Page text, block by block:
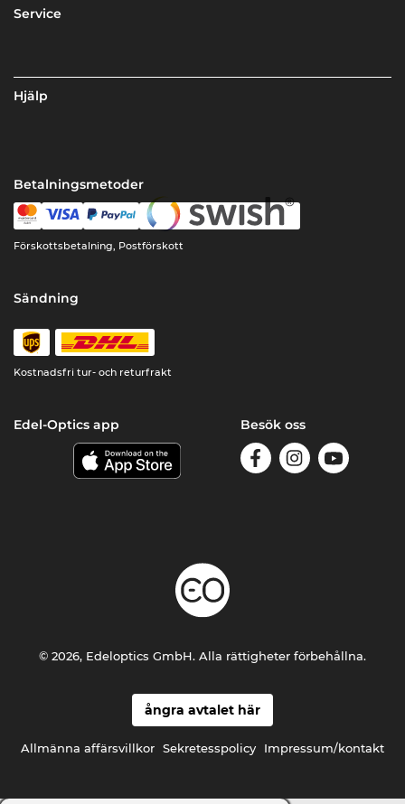
Service
Hjälp
Betalningsmetoder
Förskottsbetalning, Postförskott
Sändning
Kostnadsfri tur- och returfrakt
Edel-Optics app Besök oss
ångra avtalet här
Allmänna affärsvillkor Sekretesspolicy Impressum/kontakt
© 2026, Edeloptics GmbH. Alla rättigheter förbehållna.